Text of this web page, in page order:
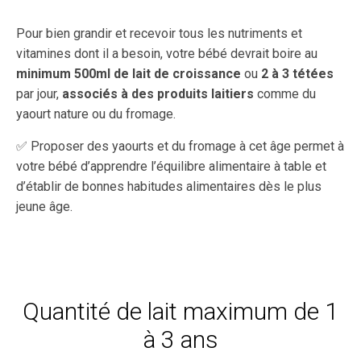
Pour bien grandir et recevoir tous les nutriments et
vitamines dont il a besoin, votre bébé devrait boire au
minimum 500ml de lait de croissance ou 2 à 3 tétées
par jour, associés à des produits laitiers comme du
yaourt nature ou du fromage.
✅ Proposer des yaourts et du fromage à cet âge permet à
votre bébé d’apprendre l’équilibre alimentaire à table et
d’établir de bonnes habitudes alimentaires dès le plus
jeune âge.
Quantité de lait maximum de 1
à 3 ans